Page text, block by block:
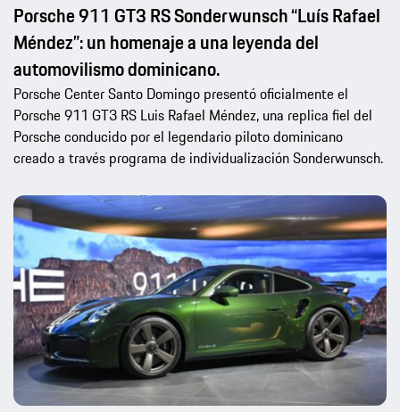
Porsche 911 GT3 RS Sonderwunsch “Luís Rafael
Méndez”: un homenaje a una leyenda del
automovilismo dominicano.
Porsche Center Santo Domingo presentó oficialmente el
Porsche 911 GT3 RS Luis Rafael Méndez, una replica fiel del
Porsche conducido por el legendario piloto dominicano
creado a través programa de individualización Sonderwunsch.